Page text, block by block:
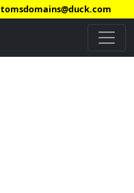
tomsdomains@duck.com